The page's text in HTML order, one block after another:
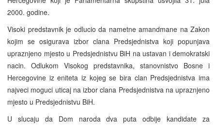
2000. godine.
Visoki predstavnik je odlucio da nametne amandmane na Zakon
kojim se osigurava izbor clana Predsjednistva koji popunjava
upraznjeno mjesto u Predsjednistvu BiH na ustavan i demokratski
nacin. Odlukom Visokog predstavnika, stanovnistvo Bosne i
Hercegovine iz eniteta iz kojeg se bira clan Predsjednistva ima
najveci moguci uticaj na izbor clana Predsjednistva na upraznjeno
mjesto u Predsjednistvu BiH.
U slucaju da Dom naroda dva puta odbije kandidate za